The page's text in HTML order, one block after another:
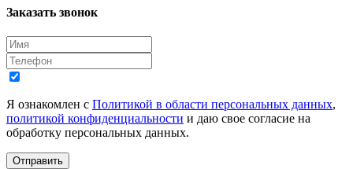
Заказать звонок
Я ознакомлен с Политикой в области персональных данных,
политикой конфиденциальности и даю свое согласие на
обработку персональных данных.
Отправить